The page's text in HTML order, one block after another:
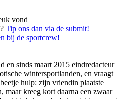
vond
Tip ons dan via de submit!
bij de sportcrew!
en sinds maart 2015 eindredacteur
wintersportlanden, en vraagt
hulp: zijn vriendin plaatste
maar kreeg kort daarna een zwaar